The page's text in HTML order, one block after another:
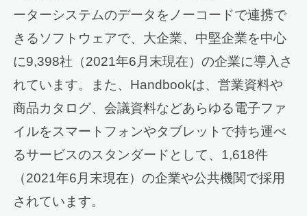
ーターシステムのデータをノーコードで連携で
きるソフトウェアで、大企業、中堅企業を中心
に9,398社（2021年6月末現在）の企業に導入さ
れています。また、Handbookは、営業資料や
商品カタログ、会議資料などあらゆる電子ファ
イルをスマートフォンやタブレットで持ち運べ
るサービスのスタンダードとして、1,618件
（2021年6月末現在）の企業や公共機関で採用
されています。